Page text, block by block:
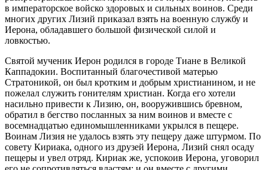
в императорское войско здоровых и сильных воинов. Среди
многих других Лизий приказал взять на военную службу и
Иерона, обладавшего большой физической силой и
ловкостью.
Святой мученик Иерон родился в городе Тиане в Великой
Каппадокии. Воспитанный благочестивой матерью
Стратоникой, он был кротким и добрым христианином, и не
пожелал служить гонителям христиан. Когда его хотели
насильно привести к Лизию, он, вооружившись бревном,
обратил в бегство посланных за ним воинов и вместе с
восемнадцатью единомышленниками укрылся в пещере.
Воинам Лизия не удалось взять эту пещеру даже штурмом. По
совету Кириака, одного из друзей Иерона, Лизий снял осаду
пещеры и увел отряд. Кириак же, успокоив Иерона, уговорил